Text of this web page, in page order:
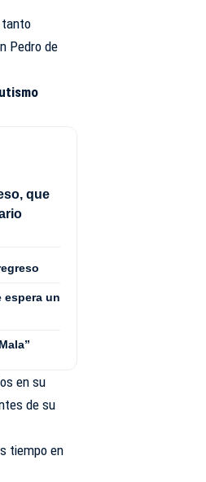
tanto
Pedro de
que
espera un
en su
de su
tiempo en